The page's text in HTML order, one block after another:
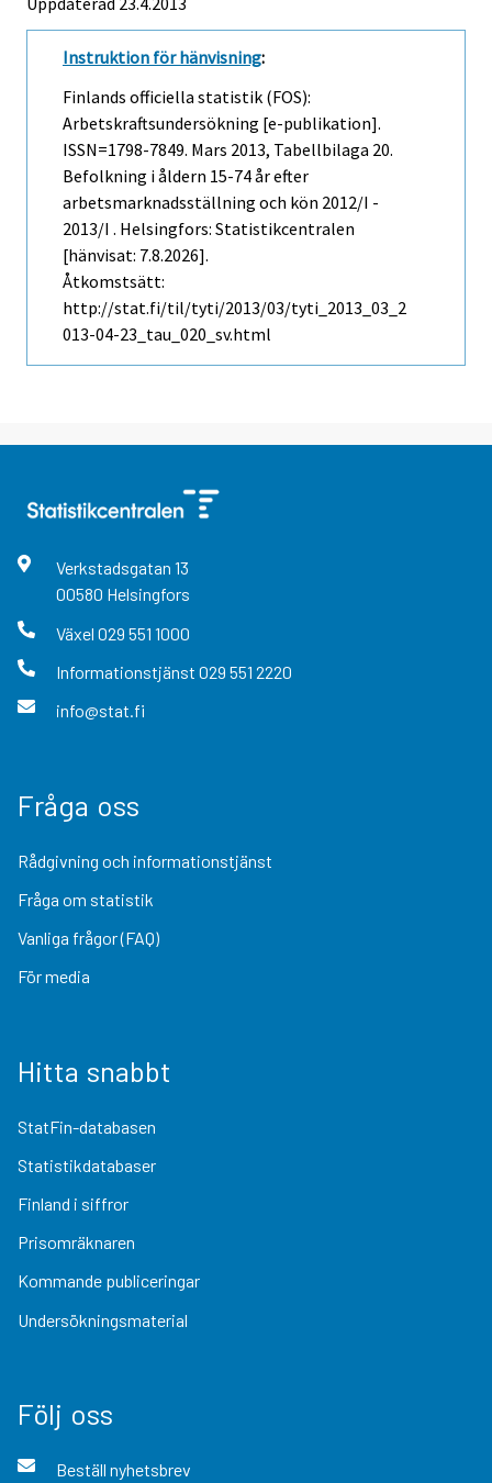
Instruktion för hänvisning:
Finlands officiella statistik (FOS):
Arbetskraftsundersökning [e-publikation].
ISSN=1798-7849. Mars 2013, Tabellbilaga 20.
Befolkning i åldern 15-74 år efter
arbetsmarknadsställning och kön 2012/I -
2013/I . Helsingfors: Statistikcentralen
[hänvisat: 7.8.2026].
Åtkomstsätt:
http://stat.fi/til/tyti/2013/03/tyti_2013_03_2
013-04-23_tau_020_sv.html
Verkstadsgatan 13
00580 Helsingfors
Växel 029 551 1000
Informationstjänst 029 551 2220
info@stat.fi
Fråga oss
Rådgivning och informationstjänst
Fråga om statistik
Vanliga frågor (FAQ)
För media
Hitta snabbt
StatFin-databasen
Statistikdatabaser
Finland i siffror
Prisomräknaren
Kommande publiceringar
Undersökningsmaterial
Följ oss
Beställ nyhetsbrev